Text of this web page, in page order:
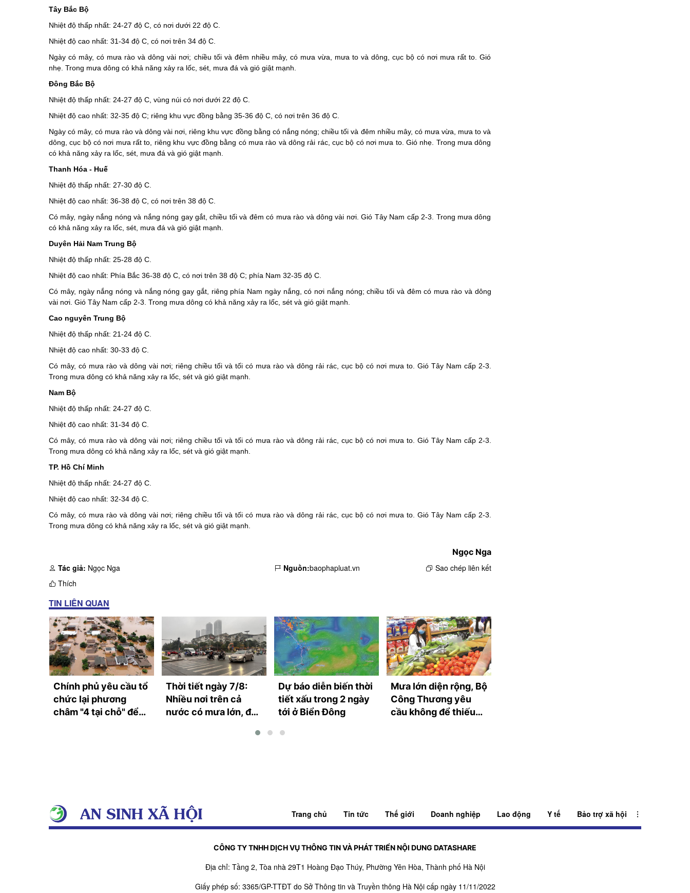
Tây Bắc Bộ
Nhiệt độ thấp nhất: 24-27 độ C, có nơi dưới 22 độ C.
Nhiệt độ cao nhất: 31-34 độ C, có nơi trên 34 độ C.
Ngày có mây, có mưa rào và dông vài nơi; chiều tối và đêm nhiều mây, có mưa vừa, mưa to và dông, cục bộ có nơi mưa rất to. Gió
nhẹ. Trong mưa dông có khả năng xảy ra lốc, sét, mưa đá và gió giật mạnh.
Đông Bắc Bộ
Nhiệt độ thấp nhất: 24-27 độ C, vùng núi có nơi dưới 22 độ C.
Nhiệt độ cao nhất: 32-35 độ C; riêng khu vực đồng bằng 35-36 độ C, có nơi trên 36 độ C.
Ngày có mây, có mưa rào và dông vài nơi, riêng khu vực đồng bằng có nắng nóng; chiều tối và đêm nhiều mây, có mưa vừa, mưa to và
dông, cục bộ có nơi mưa rất to, riêng khu vực đồng bằng có mưa rào và dông rải rác, cục bộ có nơi mưa to. Gió nhẹ. Trong mưa dông
có khả năng xảy ra lốc, sét, mưa đá và gió giật mạnh.
Thanh Hóa - Huế
Nhiệt độ thấp nhất: 27-30 độ C.
Nhiệt độ cao nhất: 36-38 độ C, có nơi trên 38 độ C.
Có mây, ngày nắng nóng và nắng nóng gay gắt, chiều tối và đêm có mưa rào và dông vài nơi. Gió Tây Nam cấp 2-3. Trong mưa dông
có khả năng xảy ra lốc, sét, mưa đá và gió giật mạnh.
Duyên Hải Nam Trung Bộ
Nhiệt độ thấp nhất: 25-28 độ C.
Nhiệt độ cao nhất: Phía Bắc 36-38 độ C, có nơi trên 38 độ C; phía Nam 32-35 độ C.
Có mây, ngày nắng nóng và nắng nóng gay gắt, riêng phía Nam ngày nắng, có nơi nắng nóng; chiều tối và đêm có mưa rào và dông
vài nơi. Gió Tây Nam cấp 2-3. Trong mưa dông có khả năng xảy ra lốc, sét và gió giật mạnh.
Cao nguyên Trung Bộ
Nhiệt độ thấp nhất: 21-24 độ C.
Nhiệt độ cao nhất: 30-33 độ C.
Có mây, có mưa rào và dông vài nơi; riêng chiều tối và tối có mưa rào và dông rải rác, cục bộ có nơi mưa to. Gió Tây Nam cấp 2-3.
Trong mưa dông có khả năng xảy ra lốc, sét và gió giật mạnh.
Nam Bộ
Nhiệt độ thấp nhất: 24-27 độ C.
Nhiệt độ cao nhất: 31-34 độ C.
Có mây, có mưa rào và dông vài nơi; riêng chiều tối và tối có mưa rào và dông rải rác, cục bộ có nơi mưa to. Gió Tây Nam cấp 2-3.
Trong mưa dông có khả năng xảy ra lốc, sét và gió giật mạnh.
TP. Hồ Chí Minh
Nhiệt độ thấp nhất: 24-27 độ C.
Nhiệt độ cao nhất: 32-34 độ C.
Có mây, có mưa rào và dông vài nơi; riêng chiều tối và tối có mưa rào và dông rải rác, cục bộ có nơi mưa to. Gió Tây Nam cấp 2-3.
Trong mưa dông có khả năng xảy ra lốc, sét và gió giật mạnh.
Ngọc Nga
Tác giả: Ngọc Nga Nguồn:baophapluat.vn
Sao chép liên kết
Thích
TIN LIÊN QUAN
Chính phủ yêu cầu tổ
chức lại phương
châm "4 tại chỗ" để
Thời tiết ngày 7/8:
Nhiều nơi trên cả
nước có mưa lớn, đề
Dự báo diễn biến thời
tiết xấu trong 2 ngày
tới ở Biển Đông
Mưa lớn diện rộng, Bộ
Công Thương yêu
cầu không để thiếu
Trang chủ Tin tức Thế giới Doanh nghiệp Lao động Y tế Bảo trợ xã hội
CÔNG TY TNHH DỊCH VỤ THÔNG TIN VÀ PHÁT TRIỂN NỘI DUNG DATASHARE
Địa chỉ: Tầng 2, Tòa nhà 29T1 Hoàng Đạo Thúy, Phường Yên Hòa, Thành phố Hà Nội
Giấy phép số: 3365/GP-TTĐT do Sở Thông tin và Truyền thông Hà Nội cấp ngày 11/11/2022